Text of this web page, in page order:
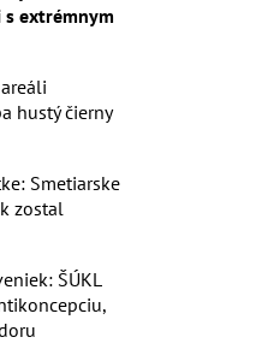
extrémnym
hustý čierny
Smetiarske
zostal
ŠÚKL